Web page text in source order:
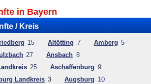
in Bayern
/ Kreis
15 Altötting 7 Amberg 5
27 Ansbach 8
25 Aschaffenburg 9
Landkreis 3 Augsburg 10